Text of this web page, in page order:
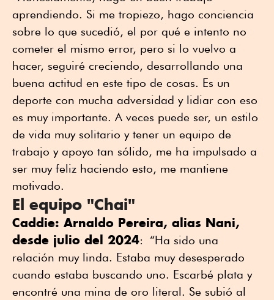
aprendiendo. Si me tropiezo, hago conciencia
sobre lo que sucedió, el por qué e intento no
cometer el mismo error, pero si lo vuelvo a
hacer, seguiré creciendo, desarrollando una
buena actitud en este tipo de cosas. Es un
deporte con mucha adversidad y lidiar con eso
es muy importante. A veces puede ser, un estilo
de vida muy solitario y tener un equipo de
trabajo y apoyo tan sólido, me ha impulsado a
ser muy feliz haciendo esto, me mantiene
motivado.
El equipo "Chai"
Caddie: Arnaldo Pereira, alias Nani,
desde julio del 2024: “Ha sido una
relación muy linda. Estaba muy desesperado
cuando estaba buscando uno. Escarbé plata y
encontré una mina de oro literal. Se subió al